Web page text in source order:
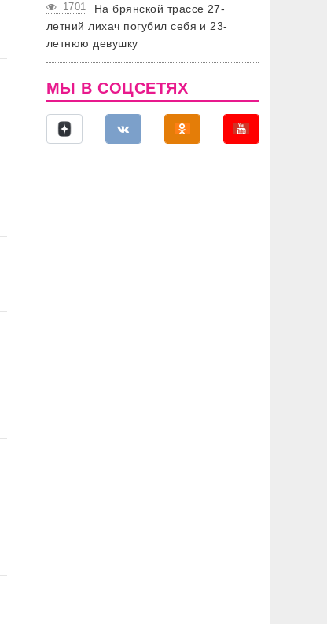
1701
На брянской трассе 27-
летний лихач погубил себя и 23-
летнюю девушку
МЫ В СОЦСЕТЯХ